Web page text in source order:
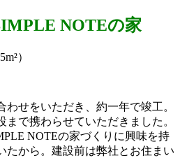
NOTEの家
）
せをいただき、約一年で竣工。
で携わらせていただきました。
NOTEの家づくりに興味を持
たから。建設前は弊社とお住まい